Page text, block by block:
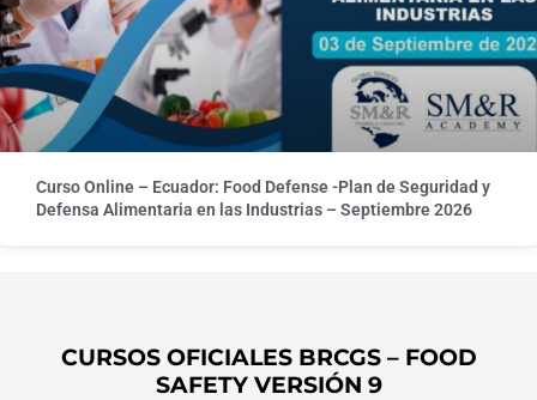
Curso Online – Ecuador: Food Defense -Plan de Seguridad y
Defensa Alimentaria en las Industrias – Septiembre 2026
CURSOS OFICIALES BRCGS – FOOD
SAFETY VERSIÓN 9